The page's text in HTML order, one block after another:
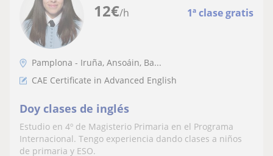
12€/h 1ª clase gratis
Pamplona - Iruña, Ansoáin, Ba...
CAE Certificate in Advanced English
Doy clases de inglés
Estudio en 4º de Magisterio Primaria en el Programa
Internacional. Tengo experiencia dando clases a niños
de primaria y ESO.